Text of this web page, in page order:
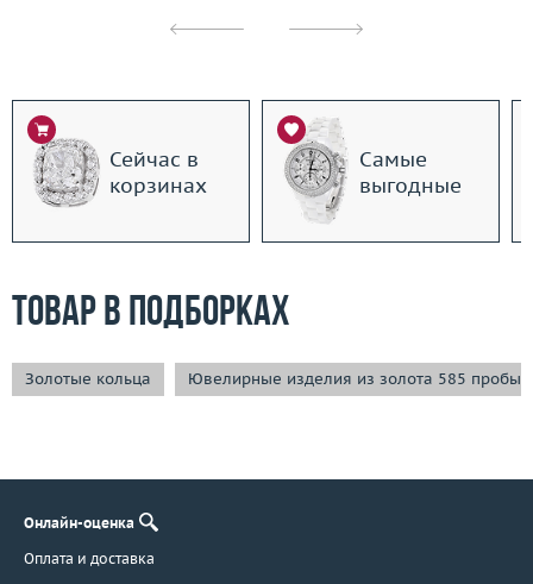
Сейчас в
корзинах
Самые
выгодные
Товар в подборках
Золотые кольца Ювелирные изделия из золота 585 пробы
Онлайн-оценка
Оплата и доставка